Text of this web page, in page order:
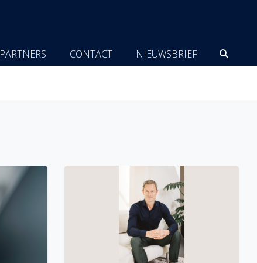
PARTNERS CONTACT NIEUWSBRIEF